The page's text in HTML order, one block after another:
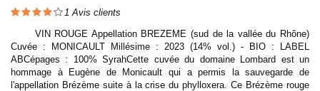
1 Avis clients
VIN ROUGE Appellation BREZEME (sud de la vallée du Rhône)
Cuvée : MONICAULT Millésime : 2023 (14% vol.) - BIO : LABEL
ABCépages : 100% SyrahCette cuvée du domaine Lombard est un
hommage à Eugène de Monicault qui a permis la sauvegarde de
l'appellation Brézème suite à la crise du phylloxera. Ce Brézème rouge